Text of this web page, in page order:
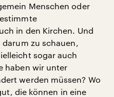
Menschen oder
in den Kirchen. Und
zu schauen,
sogar auch
haben wir unter
werden müssen? Wo
die können in eine